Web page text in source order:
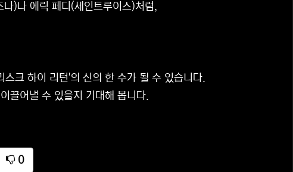
)나 에릭 페디(세인트루이스)처럼,
크 하이 리턴'의 신의 한 수가 될 수 있습니다.
끌어낼 수 있을지 기대해 봅니다.
0